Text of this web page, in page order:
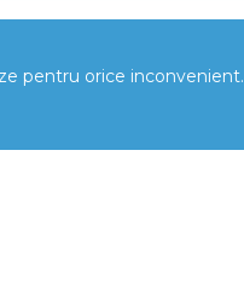
pentru orice inconvenient.